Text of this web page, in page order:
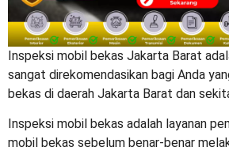
Inspeksi mobil bekas Jakarta Barat
sangat direkomendasikan bagi Anda
bekas di daerah Jakarta Barat dan
Inspeksi mobil bekas adalah layanan
mobil bekas sebelum benar-benar